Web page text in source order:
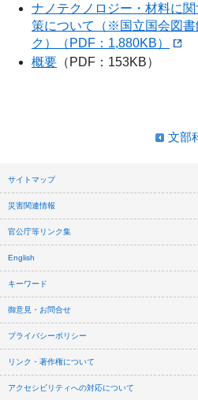
ナノテクノロジー・材料に
策について（※国立国会図書
ク）（PDF：1,880KB）
概要 （PDF：153KB）
文部
サイトマップ
災害関連情報
官公庁等リンク集
English
キーワード
御意見・お問合せ
プライバシーポリシー
リンク・著作権について
アクセシビリティへの対応について